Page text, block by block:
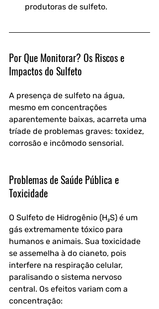
produtoras de sulfeto.
Por Que Monitorar? Os Riscos e
Impactos do Sulfeto
A presença de sulfeto na água,
mesmo em concentrações
aparentemente baixas, acarreta uma
tríade de problemas graves: toxidez,
corrosão e incômodo sensorial.
Problemas de Saúde Pública e
Toxicidade
O Sulfeto de Hidrogênio (H₂S) é um
gás extremamente tóxico para
humanos e animais. Sua toxicidade
se assemelha à do cianeto, pois
interfere na respiração celular,
paralisando o sistema nervoso
central. Os efeitos variam com a
concentração: